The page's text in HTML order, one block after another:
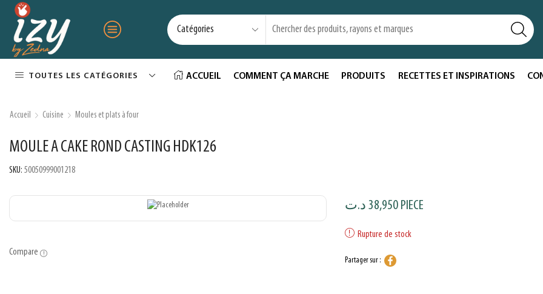
TOUTES LES CATÉGORIES ACCUEIL COMMENT ÇA MARCHE PRODUITS RECETTES ET INSPIRATIONS
Accueil Cuisine Moules et plats à four
MOULE A CAKE ROND CASTING HDK126
SKU: 50050999001218
Compare
38,950 د.ت PIECE
Rupture de stock
Partager sur :